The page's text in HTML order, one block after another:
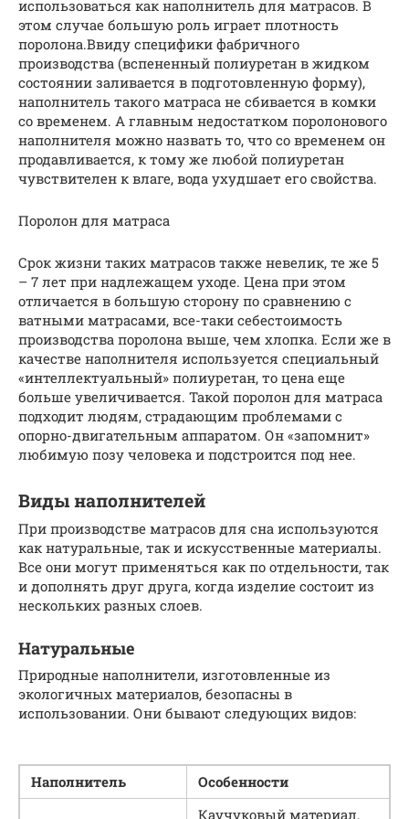
использоваться как наполнитель для матрасов. В
этом случае большую роль играет плотность
поролона.Ввиду специфики фабричного
производства (вспененный полиуретан в жидком
состоянии заливается в подготовленную форму),
наполнитель такого матраса не сбивается в комки
со временем. А главным недостатком поролонового
наполнителя можно назвать то, что со временем он
продавливается, к тому же любой полиуретан
чувствителен к влаге, вода ухудшает его свойства.
Поролон для матраса
Срок жизни таких матрасов также невелик, те же 5
– 7 лет при надлежащем уходе. Цена при этом
отличается в большую сторону по сравнению с
ватными матрасами, все-таки себестоимость
производства поролона выше, чем хлопка. Если же в
качестве наполнителя используется специальный
«интеллектуальный» полиуретан, то цена еще
больше увеличивается. Такой поролон для матраса
подходит людям, страдающим проблемами с
опорно-двигательным аппаратом. Он «запомнит»
любимую позу человека и подстроится под нее.
Виды наполнителей
При производстве матрасов для сна используются
как натуральные, так и искусственные материалы.
Все они могут применяться как по отдельности, так
и дополнять друг друга, когда изделие состоит из
нескольких разных слоев.
Натуральные
Природные наполнители, изготовленные из
экологичных материалов, безопасны в
использовании. Они бывают следующих видов:
Наполнитель
Особенности
Каучуковый материал,